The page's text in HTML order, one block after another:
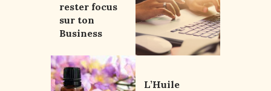
rester focus
sur ton
Business
L’Huile